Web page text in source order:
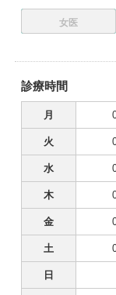
女医
診療時間
月
火
水
木
金
土
日